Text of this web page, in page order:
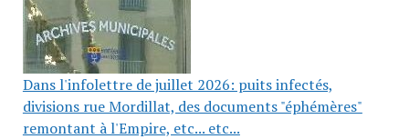
Dans l'infolettre de juillet 2026: puits infectés,
divisions rue Mordillat, des documents "éphémères"
remontant à l'Empire, etc... etc...